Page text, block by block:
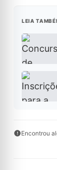
LEIA
Encontrou